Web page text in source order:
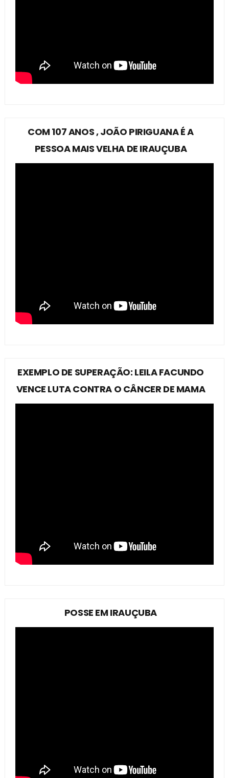
COM 107 ANOS , JOÃO PIRIGUANA É A
PESSOA MAIS VELHA DE IRAUÇUBA
EXEMPLO DE SUPERAÇÃO: LEILA FACUNDO
VENCE LUTA CONTRA O CÂNCER DE MAMA
POSSE EM IRAUÇUBA